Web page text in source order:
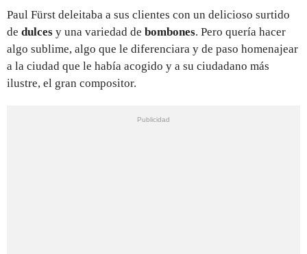
Paul Fürst deleitaba a sus clientes con un delicioso surtido
de dulces y una variedad de bombones. Pero quería hacer
algo sublime, algo que le diferenciara y de paso homenajear
a la ciudad que le había acogido y a su ciudadano más
ilustre, el gran compositor.